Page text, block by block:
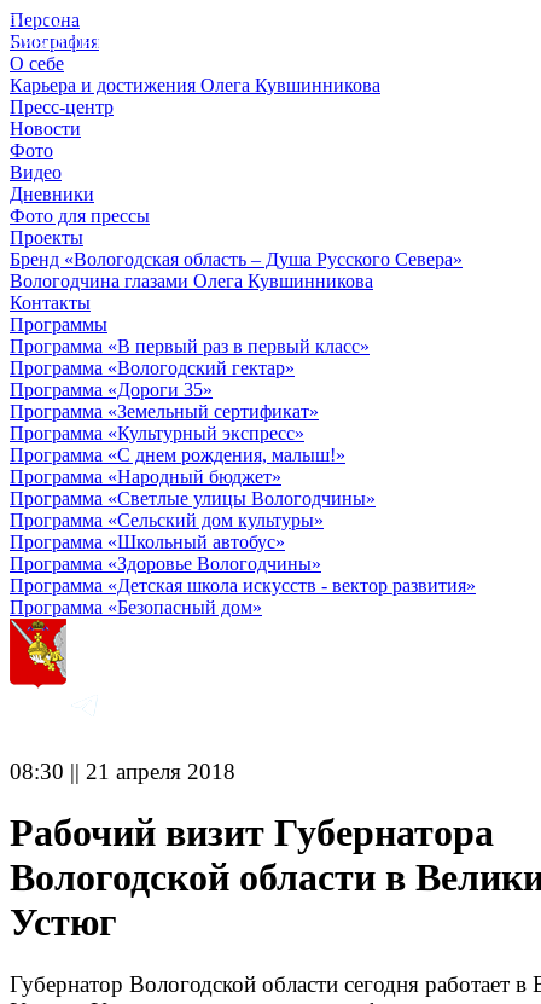
Персона
Биография
О себе
Карьера и достижения Олега Кувшинникова
Пресс-центр
Новости
Фото
Видео
Дневники
Фото для прессы
Проекты
Бренд «Вологодская область – Душа Русского Севера»
Вологодчина глазами Олега Кувшинникова
Контакты
Программы
Программа «В первый раз в первый класс»
Программа «Вологодский гектар»
Программа «Дороги 35»
Программа «Земельный сертификат»
Программа «Культурный экспресс»
Программа «С днем рождения, малыш!»
Программа «Народный бюджет»
Программа «Светлые улицы Вологодчины»
Программа «Сельский дом культуры»
Программа «Школьный автобус»
Программа «Здоровье Вологодчины»
Программа «Детская школа искусств - вектор развития»
Программа «Безопасный дом»
08:30 || 21 апреля 2018
Рабочий визит Губернатора
Вологодской области в
Устюг
Губернатор Вологодской области сегодня работает в
© 2012 - 2023,
КУВШИННИКОВ О.А.